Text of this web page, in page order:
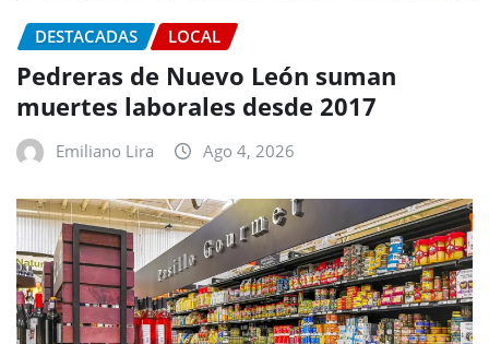
DESTACADAS LOCAL
Pedreras de Nuevo León suman
muertes laborales desde 2017
Emiliano Lira Ago 4, 2026